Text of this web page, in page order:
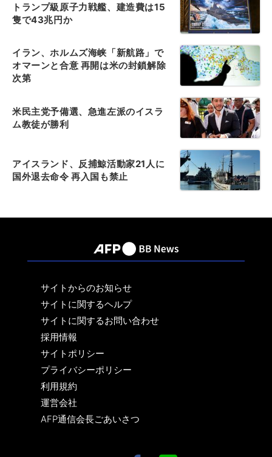
トランプ級原子力戦艦、建造費は15
隻で43兆円か
イラン、ホルムズ海峡「新航路」で
オマーンと合意 再開は米の封鎖解除
次第
米民主党予備選、急進左派のイスラ
ム教徒が勝利
アイスランド、反捕鯨活動家21人に
国外退去命令 再入国も禁止
サイトからのお知らせ
サイトに関するヘルプ
サイトに関するお問い合わせ
採用情報
サイトポリシー
プライバシーポリシー
利用規約
運営会社
AFP通信会長ごあいさつ